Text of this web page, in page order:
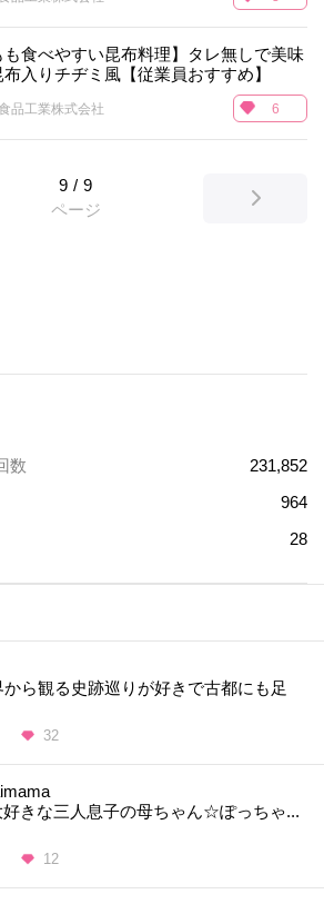
も食べやすい昆布料理】タレ無しで美味
布入りチヂミ風【従業員おすすめ】
品工業株式会社 6
9 / 9
ページ
数
231,852
964
28
ら観る史跡巡りが好きで古都にも足
32
好きな三人息子の母ちゃん☆ぽっちゃ...
12